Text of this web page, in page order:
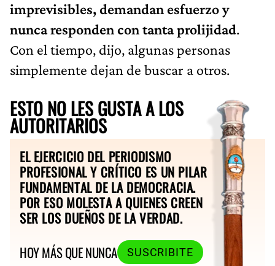
imprevisibles, demandan esfuerzo y
nunca responden con tanta prolijidad.
Con el tiempo, dijo, algunas personas
simplemente dejan de buscar a otros.
ESTO NO LES GUSTA A LOS
AUTORITARIOS
EL EJERCICIO DEL PERIODISMO
PROFESIONAL Y CRÍTICO ES UN PILAR
FUNDAMENTAL DE LA DEMOCRACIA.
POR ESO MOLESTA A QUIENES CREEN
SER LOS DUEÑOS DE LA VERDAD.
HOY MÁS QUE NUNCA
SUSCRIBITE